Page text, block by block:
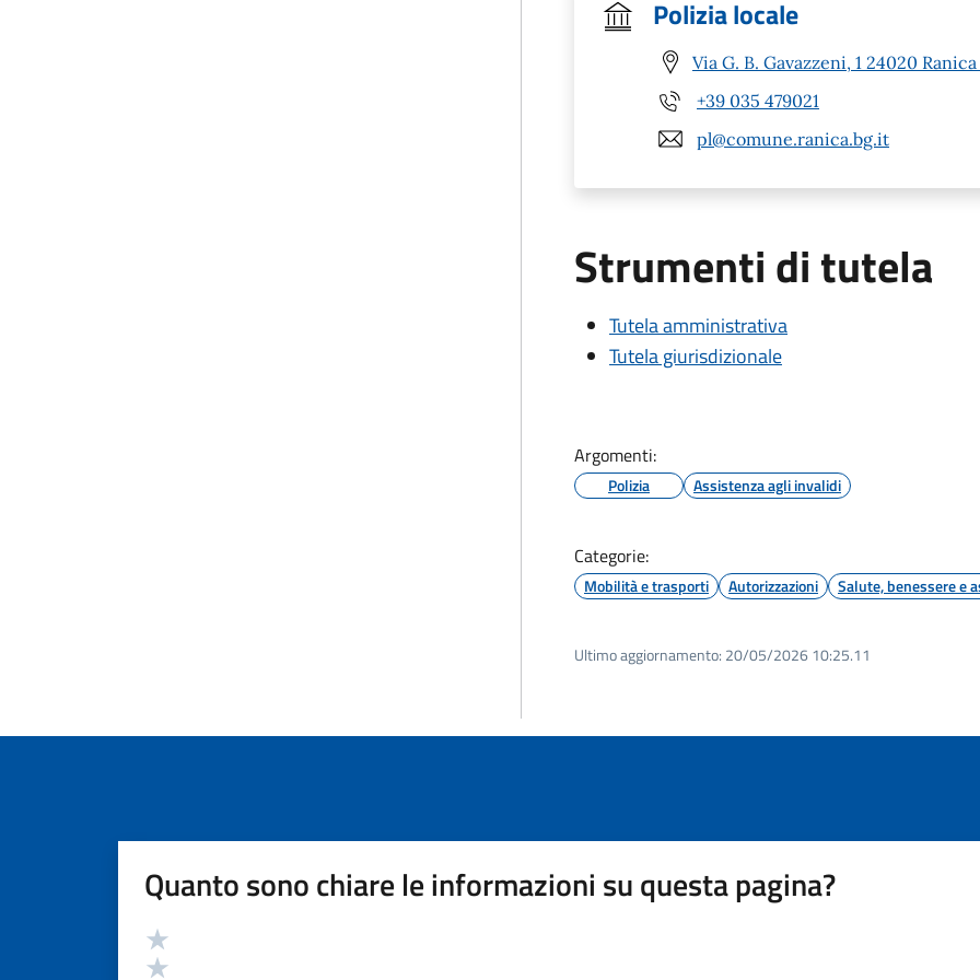
Polizia locale
Via G. B. Gavazzeni, 1 24020 Ranica
+39 035 479021
pl@comune.ranica.bg.it
Strumenti di tutela
Tutela amministrativa
Tutela giurisdizionale
Argomenti:
Polizia Assistenza agli invalidi
Categorie:
Mobilità e trasporti Autorizzazioni Salute, benessere e
Ultimo aggiornamento: 20/05/2026 10:25.11
Quanto sono chiare le informazioni su questa pagina?
Valutazione